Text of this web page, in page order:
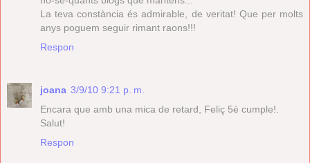
La teva constància és admirable, de veritat! Que per molts
anys poguem seguir rimant raons!!!
Respon
joana 3/9/10 9:21 p. m.
Encara que amb una mica de retard, Feliç 5è cumple!.
Salut!
Respon